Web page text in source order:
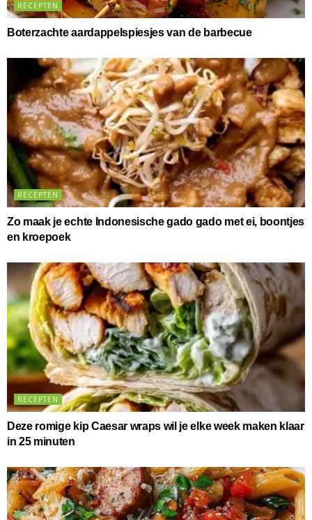
RECEPTEN
Boterzachte aardappelspiesjes van de barbecue
RECEPTEN
Zo maak je echte Indonesische gado gado met ei, boontjes
en kroepoek
RECEPTEN
Deze romige kip Caesar wraps wil je elke week maken klaar
in 25 minuten